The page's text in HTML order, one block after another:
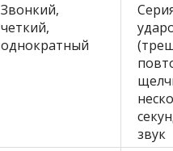
Звонкий,
четкий,
однократный
звук